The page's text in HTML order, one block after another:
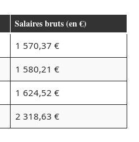
Salaires bruts (en €)
1 570,37 €
1 580,21 €
1 624,52 €
2 318,63 €